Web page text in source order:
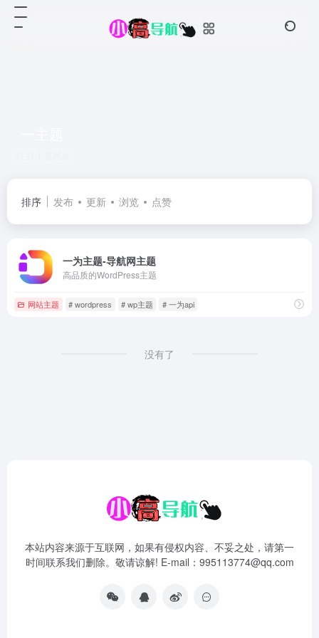
排序 发布 更新 浏览 点赞
一为主题-导航网主题
高品质的WordPress主题
网站主题 # wordpress # wp主题 # 一为api
没有了
本站内容来源于互联网，如果有侵权内容、不妥之处，请第一
时间联系我们删除。敬请谅解! E-mail：995113774@qq.com